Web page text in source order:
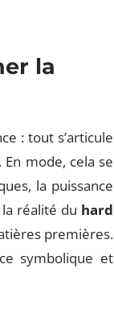
la
: tout s’articule
mode, cela se
la puissance
réalité du hard
premières.
symbolique et